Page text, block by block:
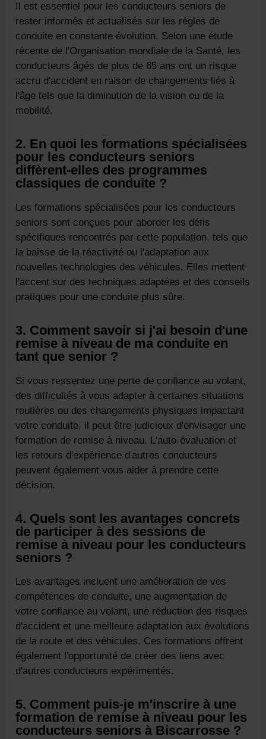
Il est essentiel pour les conducteurs seniors de
rester informés et actualisés sur les règles de
conduite en constante évolution. Selon une étude
récente de l'Organisation mondiale de la Santé, les
conducteurs âgés de plus de 65 ans ont un risque
accru d'accident en raison de changements liés à
l'âge tels que la diminution de la vision ou de la
mobilité.
2. En quoi les formations spécialisées
pour les conducteurs seniors
diffèrent-elles des programmes
classiques de conduite ?
Les formations spécialisées pour les conducteurs
seniors sont conçues pour aborder les défis
spécifiques rencontrés par cette population, tels que
la baisse de la réactivité ou l'adaptation aux
nouvelles technologies des véhicules. Elles mettent
l'accent sur des techniques adaptées et des conseils
pratiques pour une conduite plus sûre.
3. Comment savoir si j'ai besoin d'une
remise à niveau de ma conduite en
tant que senior ?
Si vous ressentez une perte de confiance au volant,
des difficultés à vous adapter à certaines situations
routières ou des changements physiques impactant
votre conduite, il peut être judicieux d'envisager une
formation de remise à niveau. L'auto-évaluation et
les retours d'expérience d'autres conducteurs
peuvent également vous aider à prendre cette
décision.
4. Quels sont les avantages concrets
de participer à des sessions de
remise à niveau pour les conducteurs
seniors ?
Les avantages incluent une amélioration de vos
compétences de conduite, une augmentation de
votre confiance au volant, une réduction des risques
d'accident et une meilleure adaptation aux évolutions
de la route et des véhicules. Ces formations offrent
également l'opportunité de créer des liens avec
d'autres conducteurs expérimentés.
5. Comment puis-je m'inscrire à une
formation de remise à niveau pour les
conducteurs seniors à Biscarrosse ?